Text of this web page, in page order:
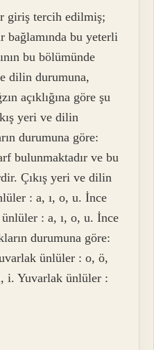
giriş tercih edilmiş;
bağlamında bu yeterli
bu bölümünde
dilin durumuna,
açıklığına göre şu
yeri ve dilin
durumuna göre:
bulunmaktadır ve bu
Çıkış yeri ve dilin
: a, ı, o, u. İnce
: a, ı, o, u. İnce
durumuna göre:
ünlüler : o, ö,
i. Yuvarlak ünlüler :